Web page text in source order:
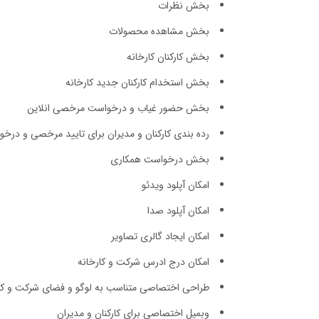
بخش نظرات
بخش مشاهده محصولات
بخش کارکنان کارخانه
بخش استخدام کارکنان جدید کارخانه
بخش حضور غیاب و درخواست مرخصی انلاین
رده بندی کارکنان و مدیران برای تایید مرخصی و
بخش درخواست همکاری
امکان آپلود ویدئو
امکان آپلود صدا
امکان ایجاد گالری تصاویر
امکان درج ادرس شرکت و کارخانه
طراحی اختصاصی متناسب به لوگو و فضای شرکت و
وبمیل اختصاصی برای کارکنان و مدیران